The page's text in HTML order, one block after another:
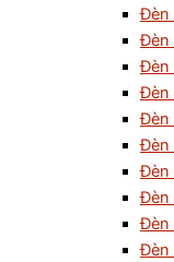
Đèn
Đèn
Đèn
Đèn
Đèn
Đèn
Đèn
Đèn
Đèn
Đèn